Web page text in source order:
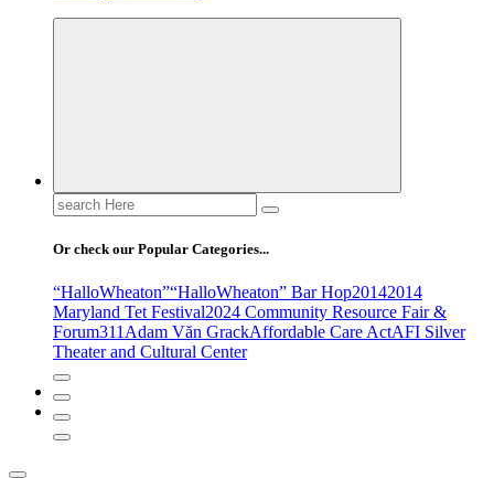
Search
for:
Or check our Popular Categories...
“HalloWheaton”“HalloWheaton” Bar Hop20142014
Maryland Tet Festival2024 Community Resource Fair &
Forum311 Adam Văn GrackAffordable Care ActAFI Silver
Theater and Cultural Center